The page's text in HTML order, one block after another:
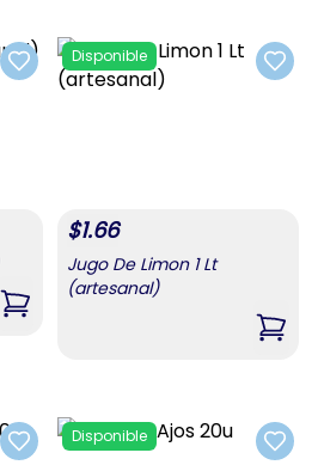
Add to favorites
,Vinagre 1 Lt (artesanal)
Add
Disponible
$1.66
Jugo De Limon 1 Lt
(artesanal)
,
Add to favorites Add
Disponible